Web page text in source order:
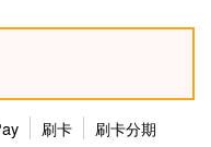
刷卡 刷卡分期